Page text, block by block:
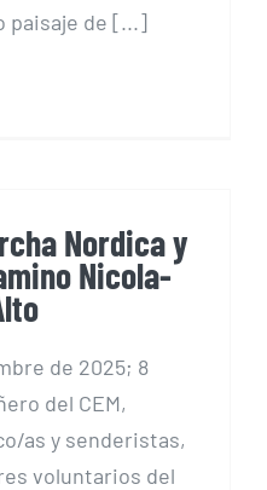
paisaje de [...]
Nordica y
Nicola-
de 2025; 8
del CEM,
as y senderistas,
voluntarios del